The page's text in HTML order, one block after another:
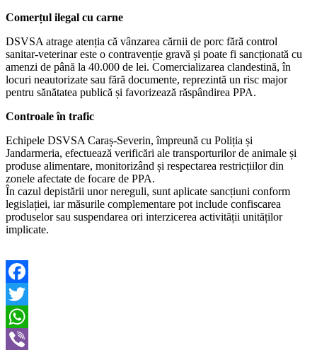
Comerțul ilegal cu carne
DSVSA atrage atenția că vânzarea cărnii de porc fără control
sanitar-veterinar este o contravenție gravă și poate fi sancționată cu
amenzi de până la 40.000 de lei. Comercializarea clandestină, în
locuri neautorizate sau fără documente, reprezintă un risc major
pentru sănătatea publică și favorizează răspândirea PPA.
Controale în trafic
Echipele DSVSA Caraș-Severin, împreună cu Poliția și
Jandarmeria, efectuează verificări ale transporturilor de animale și
produse alimentare, monitorizând și respectarea restricțiilor din
zonele afectate de focare de PPA.
În cazul depistării unor nereguli, sunt aplicate sancțiuni conform
legislației, iar măsurile complementare pot include confiscarea
produselor sau suspendarea ori interzicerea activității unităților
implicate.
Facebook
Twitter
WhatsApp